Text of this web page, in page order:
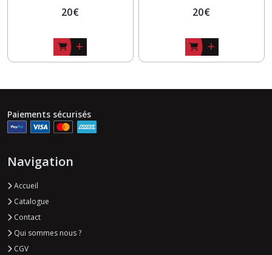
20€ 20€
Paiements sécurisés
Navigation
Accueil
Catalogue
Contact
Qui sommes nous ?
CGV